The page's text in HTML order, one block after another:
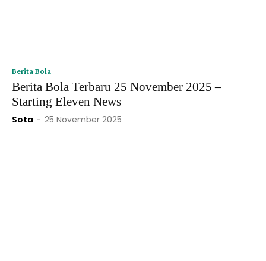
Berita Bola
Berita Bola Terbaru 25 November 2025 –
Starting Eleven News
Sota - 25 November 2025